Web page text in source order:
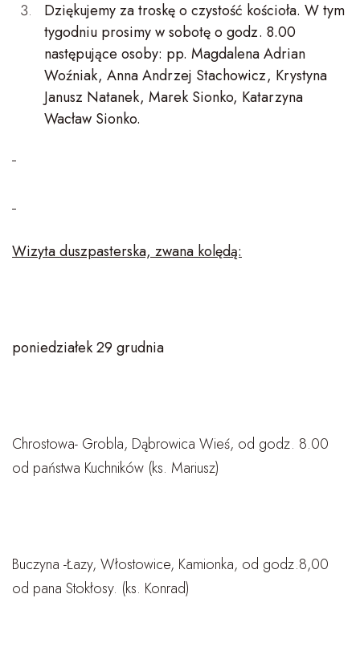
Dziękujemy za troskę o czystość kościoła. W tym
tygodniu prosimy w sobotę o godz. 8.00
następujące osoby: pp. Magdalena Adrian
Woźniak, Anna Andrzej Stachowicz, Krystyna
Janusz Natanek, Marek Sionko, Katarzyna
Wacław Sionko.
Wizyta duszpasterska, zwana kolędą:
poniedziałek 29 grudnia
Chrostowa- Grobla, Dąbrowica Wieś, od godz. 8.00
od państwa Kuchników (ks. Mariusz)
Buczyna -Łazy, Włostowice, Kamionka, od godz.8,00
od pana Stokłosy. (ks. Konrad)